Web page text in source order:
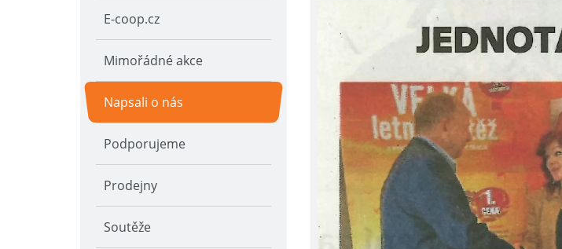
E-coop.cz
Mimořádné akce
Napsali o nás
Podporujeme
Prodejny
Soutěže